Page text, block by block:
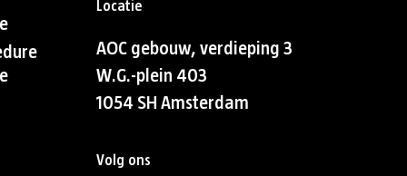
Locatie
AOC gebouw, verdieping 3
W.G.-plein 403
1054 SH Amsterdam
Volg ons